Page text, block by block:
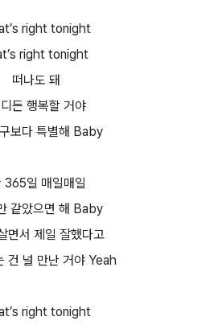
right tonight
right tonight
떠나도 돼
든 행복할 거야
보다 특별해 Baby
365일 매일매일
같았으면 해 Baby
면서 제일 잘했다고
건 널 만난 거야 Yeah
right tonight